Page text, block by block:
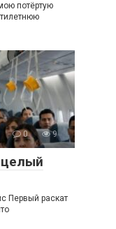
потёртую
0 9
Первый раскат